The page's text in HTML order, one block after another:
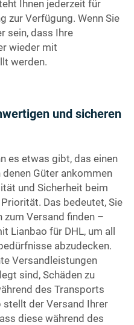
Ihnen jederzeit für
zur Verfügung. Wenn Sie
sein, dass Ihre
wieder mit
werden.
und sicheren
es etwas gibt, das einen
Güter ankommen
und Sicherheit beim
Das bedeutet, Sie
zum Versand finden –
Lianbao für DHL, um all
abzudecken.
Versandleistungen
sind, Schäden zu
des Transports
stellt der Versand Ihrer
diese während des